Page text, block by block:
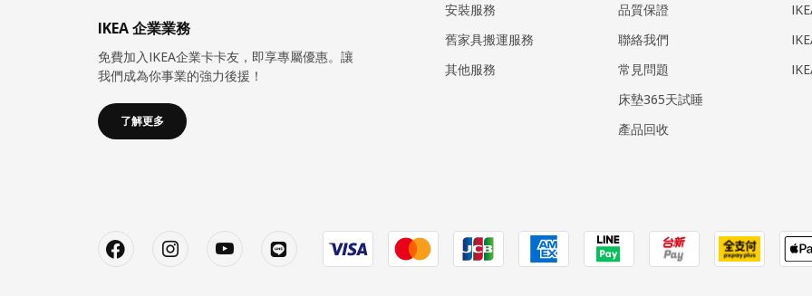
IKEA 企業業務
免費加入IKEA企業卡卡友，即享專屬優惠。讓
我們成為你事業的強力後援！
了解更多
安裝服務
​舊家具搬運服務
其他服務
品質保證
聯絡我們
常見問題
床墊365天試睡
產品回收